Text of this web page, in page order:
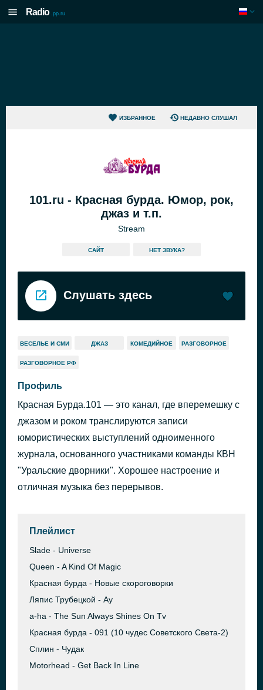
Radio .pp.ru
ИЗБРАННОЕ НЕДАВНО СЛУШАЛ
101.ru - Красная бурда. Юмор, рок,
джаз и т.п.
Stream
САЙТ HЕТ ЗВУКА?
Слушать здесь
ВЕСЕЛЬЕ И СМИ ДЖАЗ КОМЕДИЙНОЕ РАЗГОВОРНОЕ
РАЗГОВОРНОЕ РФ
Профиль
Красная Бурда.101 — это канал, где вперемешку с
джазом и роком транслируются записи
юмористических выступлений одноименного
журнала, основанного участниками команды КВН
"Уральские дворники". Хорошее настроение и
отличная музыка без перерывов.
Плейлист
Slade - Universe
Queen - A Kind Of Magic
Красная бурда - Новые скороговорки
Ляпис Трубецкой - Ау
a-ha - The Sun Always Shines On Tv
Красная бурда - 091 (10 чудес Советского Света-2)
Сплин - Чудак
Motorhead - Get Back In Line